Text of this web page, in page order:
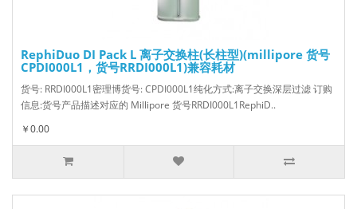
RephiDuo DI Pack L 离子交换柱(长柱型)(millipore 货号
CPDI000L1，货号RRDI000L1)兼容耗材
货号: RRDI000L1密理博货号: CPDI000L1纯化方式:离子交换深层过滤 订购
信息:货号产品描述对应的 Millipore 货号RRDI000L1RephiD..
￥0.00